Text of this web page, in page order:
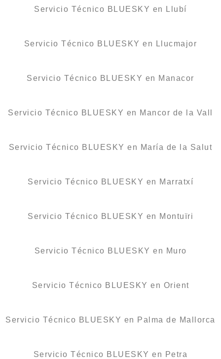
Servicio Técnico BLUESKY en Llubí
Servicio Técnico BLUESKY en Llucmajor
Servicio Técnico BLUESKY en Manacor
Servicio Técnico BLUESKY en Mancor de la Vall
Servicio Técnico BLUESKY en María de la Salut
Servicio Técnico BLUESKY en Marratxí
Servicio Técnico BLUESKY en Montuïri
Servicio Técnico BLUESKY en Muro
Servicio Técnico BLUESKY en Orient
Servicio Técnico BLUESKY en Palma de Mallorca
Servicio Técnico BLUESKY en Petra